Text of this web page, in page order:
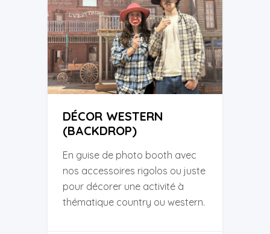
DÉCOR WESTERN
(BACKDROP)
En guise de photo booth avec
nos accessoires rigolos ou juste
pour décorer une activité à
thématique country ou western.